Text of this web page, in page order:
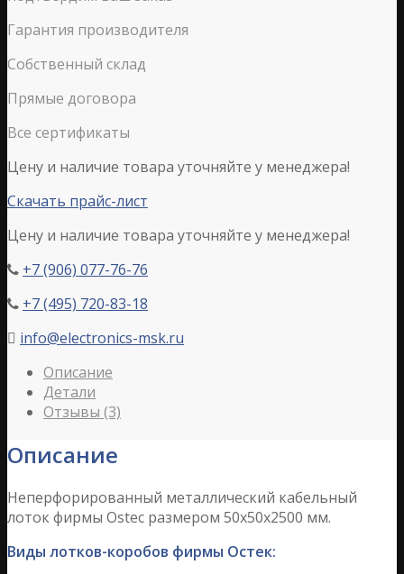
Гарантия производителя
Собственный склад
Прямые договора
Все сертификаты
Цену и наличие товара уточняйте у менеджера!
Скачать прайс-лист
Цену и наличие товара уточняйте у менеджера!
 +7 (906) 077-76-76
 +7 (495) 720-83-18
 info@electronics-msk.ru
Описание
Детали
Отзывы (3)
Описание
Неперфорированный металлический кабельный
лоток фирмы Ostec размером 50х50х2500 мм.
Виды лотков-коробов фирмы Остек: